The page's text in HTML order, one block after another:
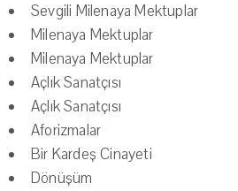
Sevgili Milenaya Mektuplar
Milenaya Mektuplar
Milenaya Mektuplar
Açlık Sanatçısı
Açlık Sanatçısı
Aforizmalar
Bir Kardeş Cinayeti
Dönüşüm